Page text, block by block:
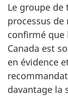
Le groupe de
processus de
confirmé que
Canada est
en évidence
davantage la